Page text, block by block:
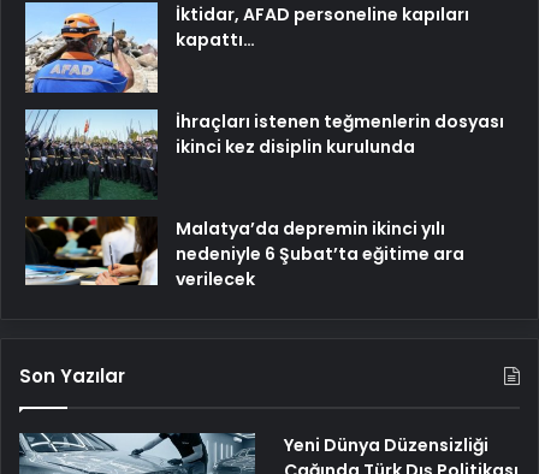
İktidar, AFAD personeline kapıları
kapattı…
İhraçları istenen teğmenlerin dosyası
ikinci kez disiplin kurulunda
Malatya’da depremin ikinci yılı
nedeniyle 6 Şubat’ta eğitime ara
verilecek
Son Yazılar
Yeni Dünya Düzensizliği